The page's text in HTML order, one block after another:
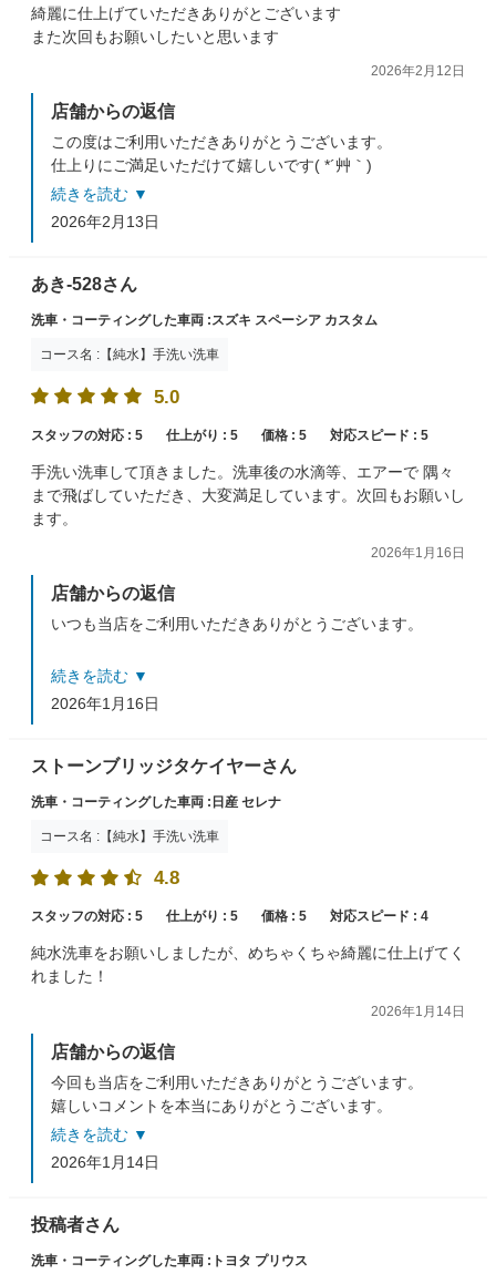
綺麗に仕上げていただきありがとございます
また次回もお願いしたいと思います
2026年2月12日
店舗からの返信
この度はご利用いただきありがとうございます。
仕上りにご満足いただけて嬉しいです( *´艸｀)
今後も丁寧な作業を心がけてまいります。
またのご来店をお待ちしております。
続きを読む ▼
2026年2月13日
あき-528さん
洗車・コーティングした車両 :スズキ スペーシア カスタム
コース名 :【純水】手洗い洗車
5.0
スタッフの対応 : 5 仕上がり : 5 価格 : 5 対応スピード : 5
手洗い洗車して頂きました。洗車後の水滴等、エアーで 隅々
まで飛ばしていただき、大変満足しています。次回もお願いし
ます。
2026年1月16日
店舗からの返信
いつも当店をご利用いただきありがとうございます。
今回もご満足いただきスタッフ一同嬉しく思います！！
またのお越しをお待ちしております！！
続きを読む ▼
2026年1月16日
ストーンブリッジタケイヤーさん
洗車・コーティングした車両 :日産 セレナ
コース名 :【純水】手洗い洗車
4.8
スタッフの対応 : 5 仕上がり : 5 価格 : 5 対応スピード : 4
純水洗車をお願いしましたが、めちゃくちゃ綺麗に仕上げてく
れました！
2026年1月14日
店舗からの返信
今回も当店をご利用いただきありがとうございます。
嬉しいコメントを本当にありがとうございます。
この言葉が我々の励みになります！
又のご利用をスタッフ一同お待ちしておりますm(__)m
続きを読む ▼
2026年1月14日
投稿者さん
洗車・コーティングした車両 :トヨタ プリウス